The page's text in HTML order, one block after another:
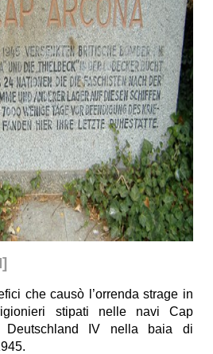
che causò l’orrenda strage in
stipati nelle navi Cap
Deutschland IV nella baia di